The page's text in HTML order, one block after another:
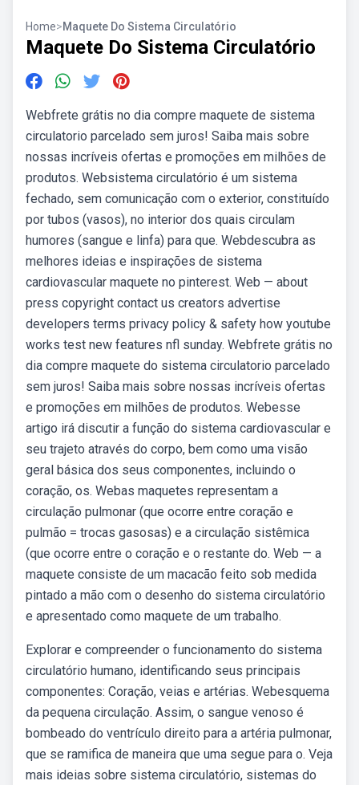
Home>Maquete Do Sistema Circulatório
Maquete Do Sistema Circulatório
Webfrete grátis no dia compre maquete de sistema
circulatorio parcelado sem juros! Saiba mais sobre
nossas incríveis ofertas e promoções em milhões de
produtos. Websistema circulatório é um sistema
fechado, sem comunicação com o exterior, constituído
por tubos (vasos), no interior dos quais circulam
humores (sangue e linfa) para que. Webdescubra as
melhores ideias e inspirações de sistema
cardiovascular maquete no pinterest. Web — about
press copyright contact us creators advertise
developers terms privacy policy & safety how youtube
works test new features nfl sunday. Webfrete grátis no
dia compre maquete do sistema circulatorio parcelado
sem juros! Saiba mais sobre nossas incríveis ofertas
e promoções em milhões de produtos. Webesse
artigo irá discutir a função do sistema cardiovascular e
seu trajeto através do corpo, bem como uma visão
geral básica dos seus componentes, incluindo o
coração, os. Webas maquetes representam a
circulação pulmonar (que ocorre entre coração e
pulmão = trocas gasosas) e a circulação sistêmica
(que ocorre entre o coração e o restante do. Web — a
maquete consiste de um macacão feito sob medida
pintado a mão com o desenho do sistema circulatório
e apresentado como maquete de um trabalho.
Explorar e compreender o funcionamento do sistema
circulatório humano, identificando seus principais
componentes: Coração, veias e artérias. Webesquema
da pequena circulação. Assim, o sangue venoso é
bombeado do ventrículo direito para a artéria pulmonar,
que se ramifica de maneira que uma segue para o. Veja
mais ideias sobre sistema circulatório, sistemas do